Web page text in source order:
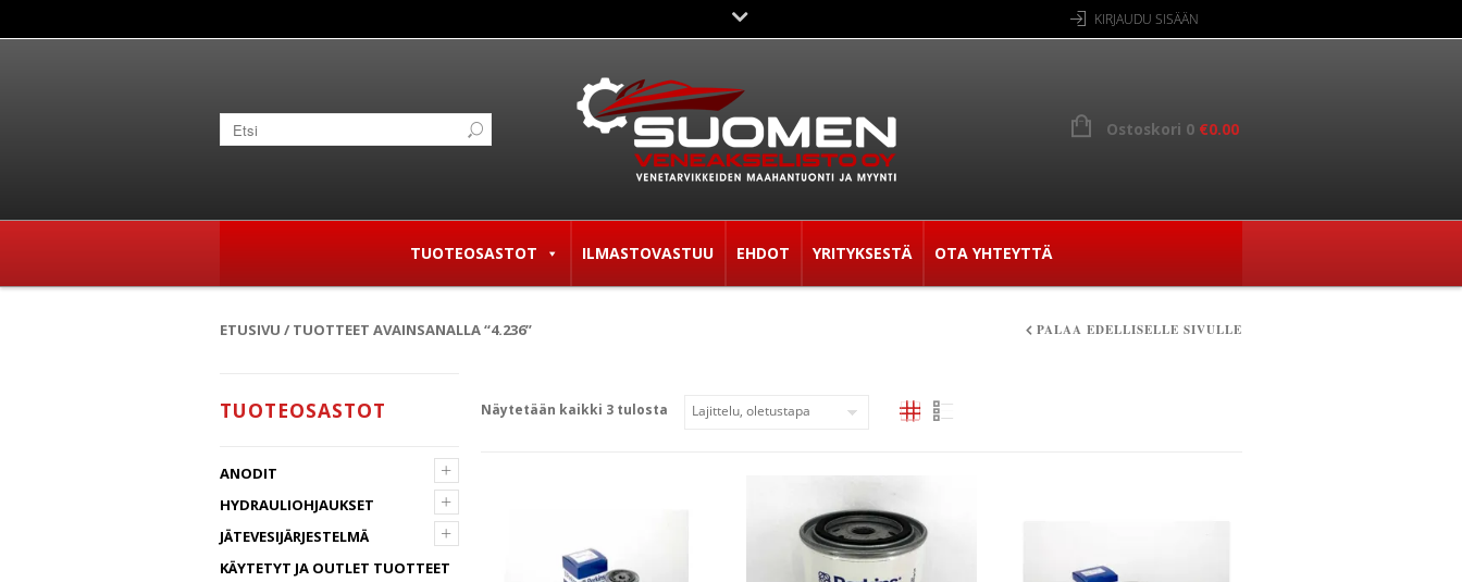
KIRJAUDU SISÄÄN
Ostoskori 0 €0.00
TUOTEOSASTOT ILMASTOVASTUU EHDOT YRITYKSESTÄ OTA YHTEYTTÄ
ETUSIVU / TUOTTEET AVAINSANALLA “4.236” PALAA EDELLISELLE SIVULLE
TUOTEOSASTOT
+
ANODIT
+
HYDRAULIOHJAUKSET
+
JÄTEVESIJÄRJESTELMÄ
KÄYTETYT JA OUTLET TUOTTEET
Näytetään kaikki 3 tulosta